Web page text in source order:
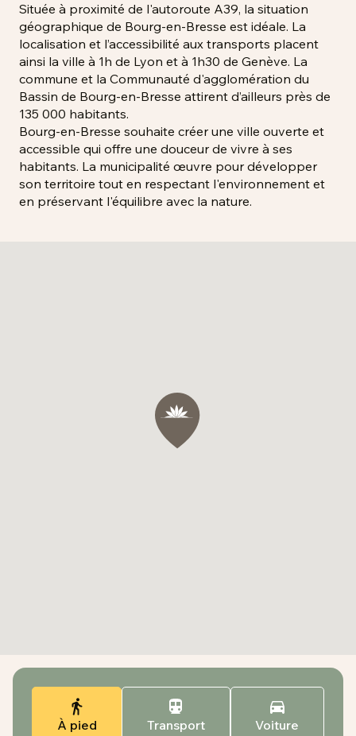
Située à proximité de l'autoroute A39, la situation
géographique de Bourg-en-Bresse est idéale. La
localisation et l’accessibilité aux transports placent
ainsi la ville à 1h de Lyon et à 1h30 de Genève. La
commune et la Communauté d'agglomération du
Bassin de Bourg-en-Bresse attirent d’ailleurs près de
135 000 habitants.
Bourg-en-Bresse souhaite créer une ville ouverte et
accessible qui offre une douceur de vivre à ses
habitants. La municipalité œuvre pour développer
son territoire tout en respectant l'environnement et
en préservant l'équilibre avec la nature.
À pied Transport Voiture